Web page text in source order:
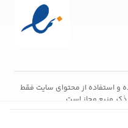
و استفاده از محتوای سایت فقط
منبع مجاز است.